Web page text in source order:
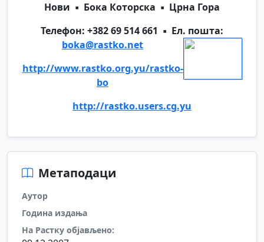
Нови ▪ Бока Которска ▪ Црна Гора
Телефон: +382 69 514 661 ▪ Ел. пошта:
boka@rastko.net
http://www.rastko.org.yu/rastko-
bo
http://rastko.users.cg.yu
Метаподаци
Аутор
Година издања
На Растку објављено: